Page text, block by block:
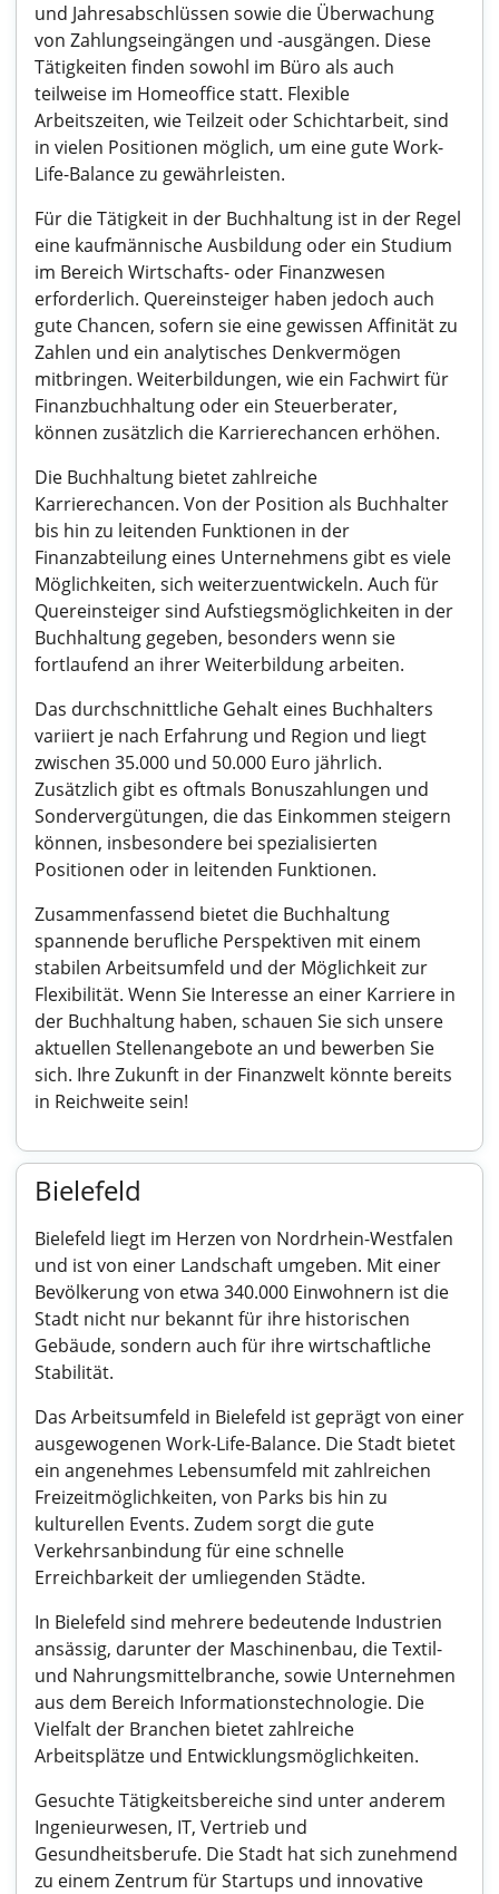
und Jahresabschlüssen sowie die Überwachung
von Zahlungseingängen und -ausgängen. Diese
Tätigkeiten finden sowohl im Büro als auch
teilweise im Homeoffice statt. Flexible
Arbeitszeiten, wie Teilzeit oder Schichtarbeit, sind
in vielen Positionen möglich, um eine gute Work-
Life-Balance zu gewährleisten.
Für die Tätigkeit in der Buchhaltung ist in der Regel
eine kaufmännische Ausbildung oder ein Studium
im Bereich Wirtschafts- oder Finanzwesen
erforderlich. Quereinsteiger haben jedoch auch
gute Chancen, sofern sie eine gewissen Affinität zu
Zahlen und ein analytisches Denkvermögen
mitbringen. Weiterbildungen, wie ein Fachwirt für
Finanzbuchhaltung oder ein Steuerberater,
können zusätzlich die Karrierechancen erhöhen.
Die Buchhaltung bietet zahlreiche
Karrierechancen. Von der Position als Buchhalter
bis hin zu leitenden Funktionen in der
Finanzabteilung eines Unternehmens gibt es viele
Möglichkeiten, sich weiterzuentwickeln. Auch für
Quereinsteiger sind Aufstiegsmöglichkeiten in der
Buchhaltung gegeben, besonders wenn sie
fortlaufend an ihrer Weiterbildung arbeiten.
Das durchschnittliche Gehalt eines Buchhalters
variiert je nach Erfahrung und Region und liegt
zwischen 35.000 und 50.000 Euro jährlich.
Zusätzlich gibt es oftmals Bonuszahlungen und
Sondervergütungen, die das Einkommen steigern
können, insbesondere bei spezialisierten
Positionen oder in leitenden Funktionen.
Zusammenfassend bietet die Buchhaltung
spannende berufliche Perspektiven mit einem
stabilen Arbeitsumfeld und der Möglichkeit zur
Flexibilität. Wenn Sie Interesse an einer Karriere in
der Buchhaltung haben, schauen Sie sich unsere
aktuellen Stellenangebote an und bewerben Sie
sich. Ihre Zukunft in der Finanzwelt könnte bereits
in Reichweite sein!
Bielefeld
Bielefeld liegt im Herzen von Nordrhein-Westfalen
und ist von einer Landschaft umgeben. Mit einer
Bevölkerung von etwa 340.000 Einwohnern ist die
Stadt nicht nur bekannt für ihre historischen
Gebäude, sondern auch für ihre wirtschaftliche
Stabilität.
Das Arbeitsumfeld in Bielefeld ist geprägt von einer
ausgewogenen Work-Life-Balance. Die Stadt bietet
ein angenehmes Lebensumfeld mit zahlreichen
Freizeitmöglichkeiten, von Parks bis hin zu
kulturellen Events. Zudem sorgt die gute
Verkehrsanbindung für eine schnelle
Erreichbarkeit der umliegenden Städte.
In Bielefeld sind mehrere bedeutende Industrien
ansässig, darunter der Maschinenbau, die Textil-
und Nahrungsmittelbranche, sowie Unternehmen
aus dem Bereich Informationstechnologie. Die
Vielfalt der Branchen bietet zahlreiche
Arbeitsplätze und Entwicklungsmöglichkeiten.
Gesuchte Tätigkeitsbereiche sind unter anderem
Ingenieurwesen, IT, Vertrieb und
Gesundheitsberufe. Die Stadt hat sich zunehmend
zu einem Zentrum für Startups und innovative